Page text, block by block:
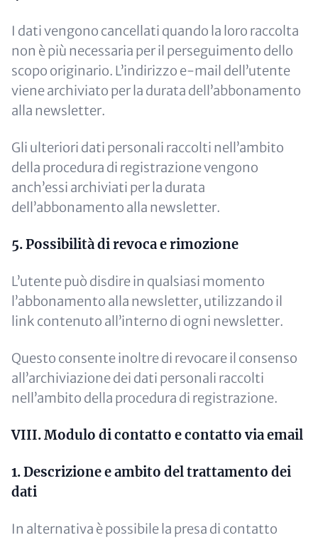
I dati vengono cancellati quando la loro raccolta
non è più necessaria per il perseguimento dello
scopo originario. L’indirizzo e-mail dell’utente
viene archiviato per la durata dell’abbonamento
alla newsletter.
Gli ulteriori dati personali raccolti nell’ambito
della procedura di registrazione vengono
anch’essi archiviati per la durata
dell’abbonamento alla newsletter.
5. Possibilità di revoca e rimozione
L’utente può disdire in qualsiasi momento
l’abbonamento alla newsletter, utilizzando il
link contenuto all’interno di ogni newsletter.
Questo consente inoltre di revocare il consenso
all’archiviazione dei dati personali raccolti
nell’ambito della procedura di registrazione.
VIII. Modulo di contatto e contatto via email
1. Descrizione e ambito del trattamento dei
dati
In alternativa è possibile la presa di contatto